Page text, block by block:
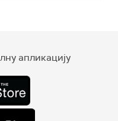
апликацију